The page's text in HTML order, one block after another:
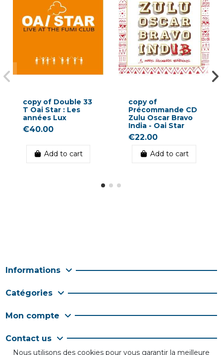
copy of Double 33
T Oai Star : Les
années Lux
€40.00
Add to cart
copy of
Précommande CD
Zulu Oscar Bravo
India - Oai Star
€22.00
Add to cart
Informations
Catégories
Mon compte
Contact us
Nous utilisons des cookies pour vous garantir la meilleure